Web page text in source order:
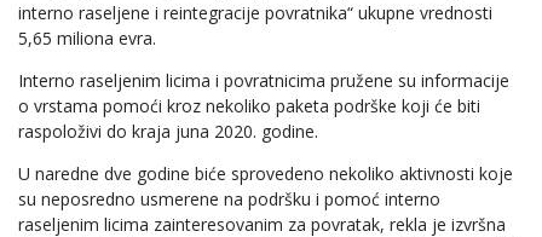
interno raseljene i reintegracije povratnika“ ukupne vrednosti
5,65 miliona evra.
Interno raseljenim licima i povratnicima pružene su informacije
o vrstama pomoći kroz nekoliko paketa podrške koji će biti
raspoloživi do kraja juna 2020. godine.
U naredne dve godine biće sprovedeno nekoliko aktivnosti koje
su neposredno usmerene na podršku i pomoć interno
raseljenim licima zainteresovanim za povratak, rekla je izvršna